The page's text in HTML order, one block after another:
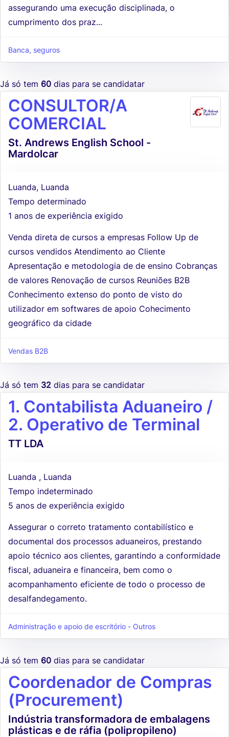
assegurando uma execução disciplinada, o
cumprimento dos praz...
Banca, seguros
Já só tem 60 dias para se candidatar
CONSULTOR/A
COMERCIAL
St. Andrews English School -
Mardolcar
Luanda, Luanda
Tempo determinado
1 anos de experiência exigido
Venda direta de cursos a empresas Follow Up de
cursos vendidos Atendimento ao Cliente
Apresentação e metodologia de de ensino Cobranças
de valores Renovação de cursos Reuniões B2B
Conhecimento extenso do ponto de visto do
utilizador em softwares de apoio Cohecimento
geográfico da cidade
Vendas B2B
Já só tem 32 dias para se candidatar
1. Contabilista Aduaneiro /
2. Operativo de Terminal
TT LDA
Luanda , Luanda
Tempo indeterminado
5 anos de experiência exigido
Assegurar o correto tratamento contabilístico e
documental dos processos aduaneiros, prestando
apoio técnico aos clientes, garantindo a conformidade
fiscal, aduaneira e financeira, bem como o
acompanhamento eficiente de todo o processo de
desalfandegamento.
Administração e apoio de escritório - Outros
Já só tem 60 dias para se candidatar
Coordenador de Compras
(Procurement)
Indústria transformadora de embalagens
plásticas e de ráfia (polipropileno)